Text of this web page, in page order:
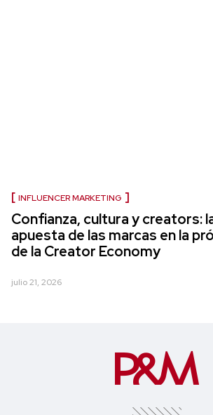
INFLUENCER MARKETING
Confianza, cultura y creators:
apuesta de las marcas en la
de la Creator Economy
julio 21, 2026